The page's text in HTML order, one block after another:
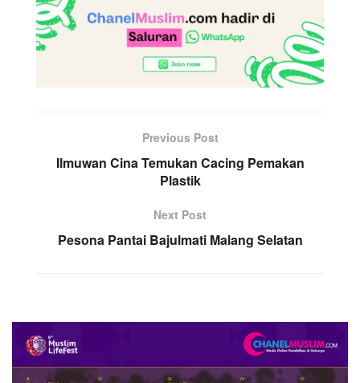
Previous Post
Ilmuwan Cina Temukan Cacing Pemakan
Plastik
Next Post
Pesona Pantai Bajulmati Malang Selatan